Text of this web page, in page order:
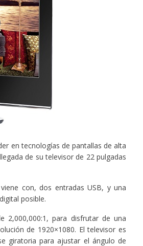
en tecnologías de pantallas de alta
de su televisor de 22 pulgadas
con, dos entradas USB, y una
posible.
2,000,000:1, para disfrutar de una
de 1920×1080. El televisor es
giratoria para ajustar el ángulo de